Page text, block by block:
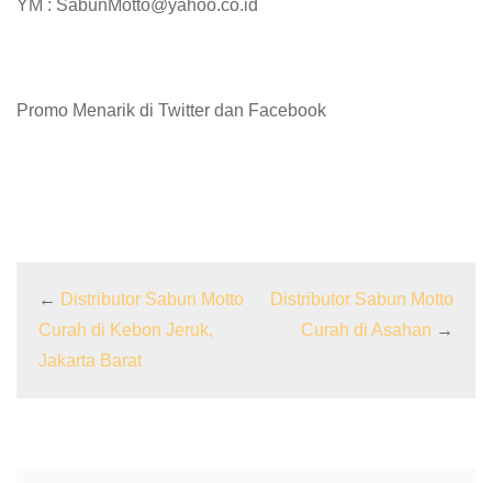
YM : SabunMotto@yahoo.co.id
Promo Menarik di Twitter dan Facebook
← Distributor Sabun Motto
Curah di Kebon Jeruk,
Jakarta Barat
Distributor Sabun Motto
Curah di Asahan →